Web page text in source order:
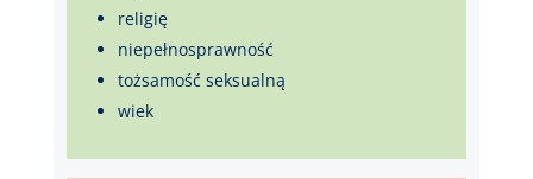
religię
niepełnosprawność
tożsamość seksualną
wiek